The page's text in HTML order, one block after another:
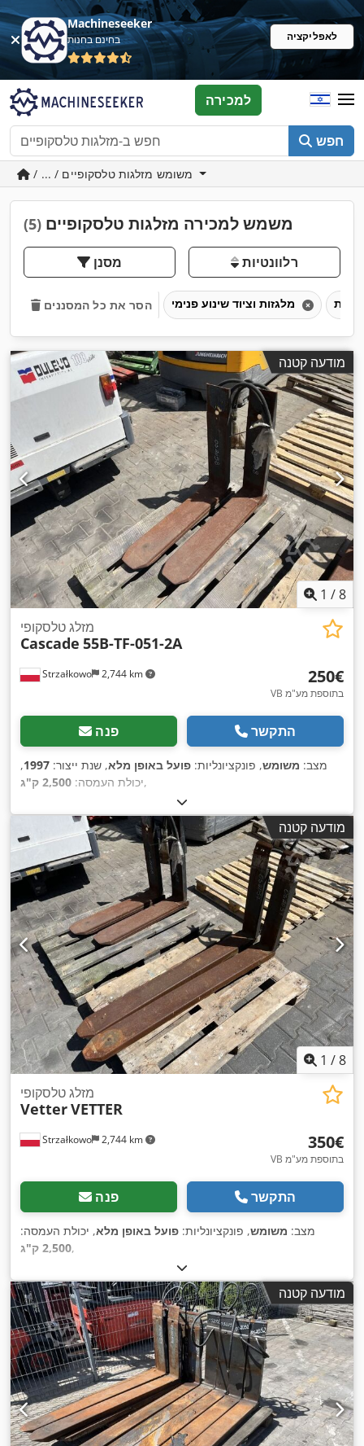
Machineseeker
בחינם בחנות לאפליקציה
חפש
למכירה
משמש למכירה מזלגות טלסקופיים (5)
מסנן רלוונטיות
הסר את כל המסננים
מודעה קטנה
1 /8
Strzałkowo 2,744 km
מזלג טלסקופי
Cascade 55B-TF-051-2A
‏250 ‏€
VB בתוספת מע"מ
פנה התקשר
מצב: משומש, פונקציונליות: פועל באופן מלא, שנת ייצור: 1997
,
יכולת העמסה: 2,500 ק"ג ,
מודעה קטנה
1 /8
Strzałkowo 2,744 km
מזלג טלסקופי
VetterVETTER
‏350 ‏€
VB בתוספת מע"מ
פנה התקשר
מצב: משומש, פונקציונליות: פועל באופן מלא, יכולת העמסה:
2,500 ק"ג,
מודעה קטנה